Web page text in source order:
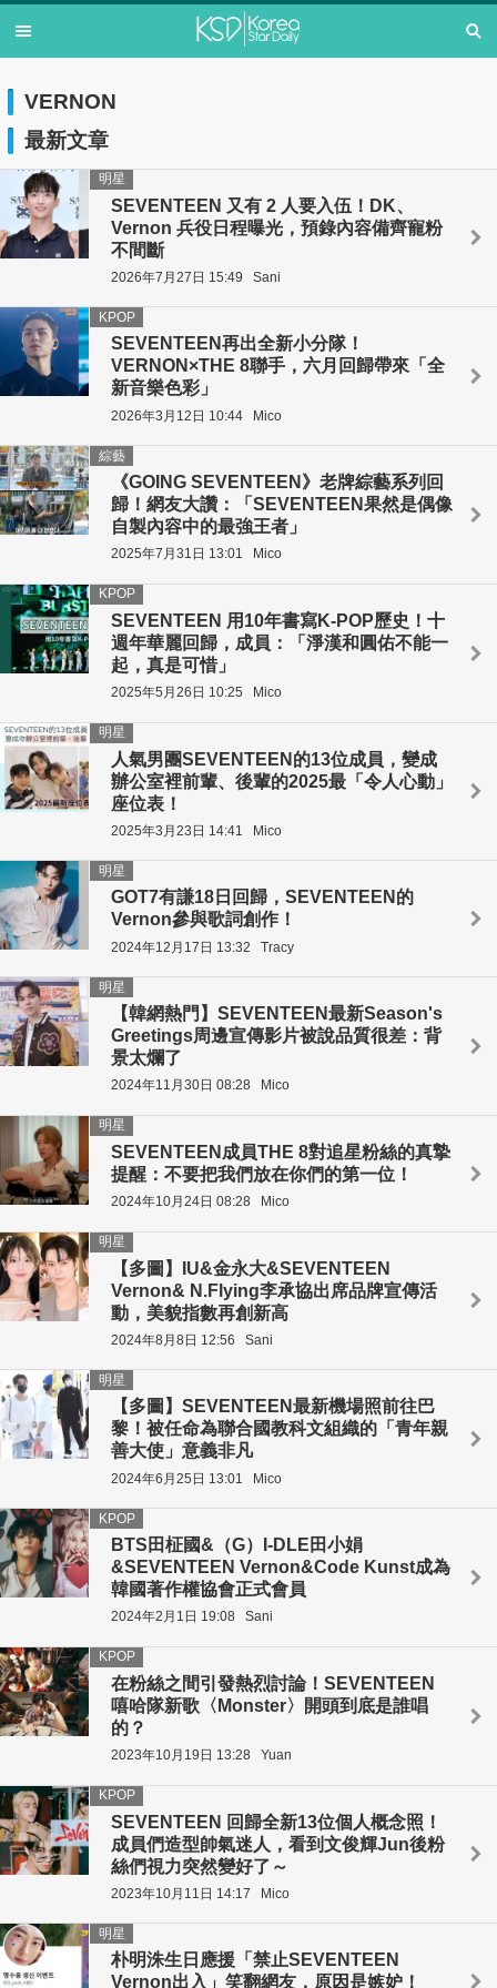
VERNON
最新文章
SEVENTEEN 又有 2 人要入伍！DK、
Vernon 兵役日程曝光，預錄內容備齊寵粉
不間斷
明星
2026年7月27日 15:49 Sani
SEVENTEEN再出全新小分隊！
VERNON×THE 8聯手，六月回歸帶來「全
新音樂色彩」
KPOP
2026年3月12日 10:44 Mico
《GOING SEVENTEEN》老牌綜藝系列回
歸！網友大讚：「SEVENTEEN果然是偶像
自製內容中的最強王者」
綜藝
2025年7月31日 13:01 Mico
SEVENTEEN 用10年書寫K-POP歷史！十
週年華麗回歸，成員：「淨漢和圓佑不能一
起，真是可惜」
KPOP
2025年5月26日 10:25 Mico
人氣男團SEVENTEEN的13位成員，變成
辦公室裡前輩、後輩的2025最「令人心動」
座位表！
明星
2025年3月23日 14:41 Mico
GOT7有謙18日回歸，SEVENTEEN的
Vernon參與歌詞創作！
明星
2024年12月17日 13:32 Tracy
【韓網熱門】SEVENTEEN最新Season's
Greetings周邊宣傳影片被說品質很差：背
景太爛了
明星
2024年11月30日 08:28 Mico
SEVENTEEN成員THE 8對追星粉絲的真摯
提醒：不要把我們放在你們的第一位！
明星
2024年10月24日 08:28 Mico
【多圖】IU&金永大&SEVENTEEN
Vernon& N.Flying李承協出席品牌宣傳活
動，美貌指數再創新高
明星
2024年8月8日 12:56 Sani
【多圖】SEVENTEEN最新機場照前往巴
黎！被任命為聯合國教科文組織的「青年親
善大使」意義非凡
明星
2024年6月25日 13:01 Mico
BTS田柾國&（G）I-DLE田小娟
&SEVENTEEN Vernon&Code Kunst成為
韓國著作權協會正式會員
KPOP
2024年2月1日 19:08 Sani
在粉絲之間引發熱烈討論！SEVENTEEN
嘻哈隊新歌〈Monster〉開頭到底是誰唱
的？
KPOP
2023年10月19日 13:28 Yuan
SEVENTEEN 回歸全新13位個人概念照！
成員們造型帥氣迷人，看到文俊輝Jun後粉
絲們視力突然變好了～
KPOP
2023年10月11日 14:17 Mico
朴明洙生日應援「禁止SEVENTEEN
Vernon出入」笑翻網友，原因是嫉妒！
明星